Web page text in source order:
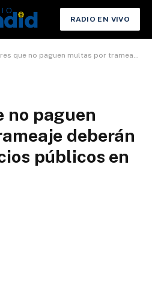
RADIO EN VIVO
no paguen multas por trameaje deberán limpiar espacios públicos en La Paz
no paguen
deberán
públicos en